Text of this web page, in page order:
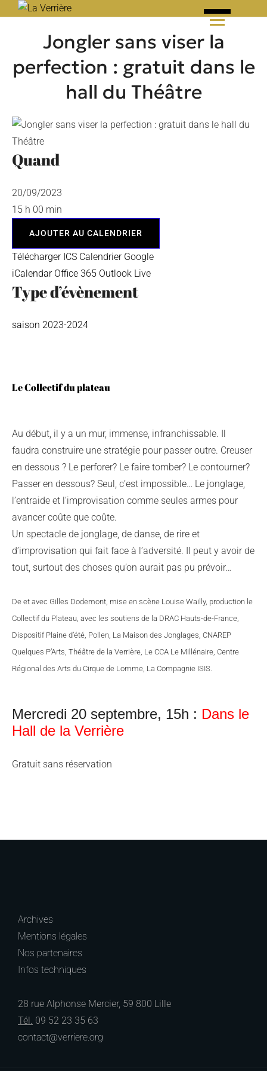
Jongler sans viser la
perfection : gratuit dans le
hall du Théâtre
Quand
20/09/2023
15 h 00 min
AJOUTER AU CALENDRIER
Télécharger ICS Calendrier Google
iCalendar Office 365 Outlook Live
Type d’évènement
saison 2023-2024
Le Collectif du plateau
Au début, il y a un mur, immense, infranchissable. Il
faudra construire une stratégie pour passer outre. Creuser
en dessous ? Le perforer? Le faire tomber? Le contourner?
Passer en dessous? Seul, c’est impossible… Le jonglage,
l’entraide et l’improvisation comme seules armes pour
avancer coûte que coûte.
Un spectacle de jonglage, de danse, de rire et
d’improvisation qui fait face à l’adversité. Il peut y avoir de
tout, surtout des choses qu’on aurait pas pu prévoir…
De et avec Gilles Dodemont, mise en scène Louise Wailly, production le
Collectif du Plateau, avec les soutiens de la DRAC Hauts-de-France,
Dispositif Plaine d’été, Pollen, La Maison des Jonglages, CNAREP
Quelques P’Arts, Théâtre de la Verrière, Le CCA Le Millénaire, Centre
Régional des Arts du Cirque de Lomme, La Compagnie ISIS.
Mercredi 20 septembre, 15h : Dans le
Hall de la Verrière
Gratuit sans réservation
Archives
Mentions légales
Nos partenaires
Infos techniques
28 rue Alphonse Mercier, 59 800 Lille
Tél. 09 52 23 35 63
contact@verriere.org